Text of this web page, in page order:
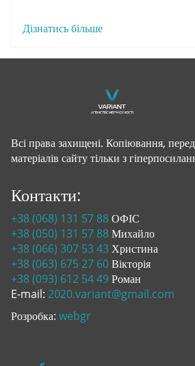
Дізнатись більше
Всі права захищені. Копіювання,
матеріалів сайту тільки з
Контакти:
+38 (068) 131 57 88ОФІС
+38 (050) 131 57 88Михайло
+38 (066) 307 53 43 Христина
+38 (063) 675 27 60Вікторія
+38 (093) 612 54 49Роман
E-mail: 2020.variant@gmail.com
Розробка: webgr